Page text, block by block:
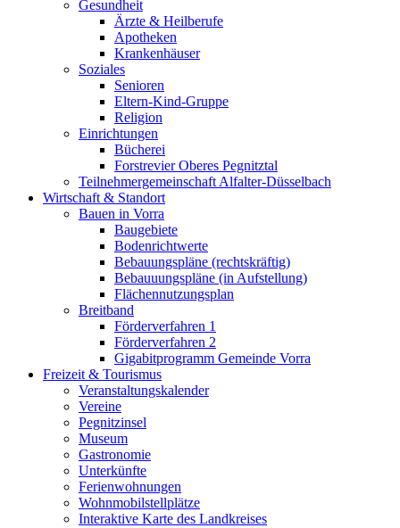
Gesundheit
Ärzte & Heilberufe
Apotheken
Krankenhäuser
Soziales
Senioren
Eltern-Kind-Gruppe
Religion
Einrichtungen
Bücherei
Forstrevier Oberes Pegnitztal
Teilnehmergemeinschaft Alfalter-Düsselbach
Wirtschaft & Standort
Bauen in Vorra
Baugebiete
Bodenrichtwerte
Bebauungspläne (rechtskräftig)
Bebauuungspläne (in Aufstellung)
Flächennutzungsplan
Breitband
Förderverfahren 1
Förderverfahren 2
Gigabitprogramm Gemeinde Vorra
Freizeit & Tourismus
Veranstaltungskalender
Vereine
Pegnitzinsel
Museum
Gastronomie
Unterkünfte
Ferienwohnungen
Wohnmobilstellplätze
Interaktive Karte des Landkreises